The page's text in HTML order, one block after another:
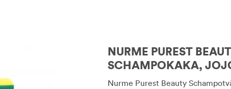
NURME PUREST
SCHAMPOKAKA,
Nurme Purest Beauty